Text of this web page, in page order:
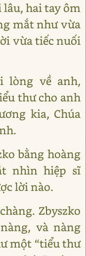
lâu, hai tay ôm
mắt như vừa
vừa tiếc nuối
lòng về anh,
thư cho anh
kia, Chúa
bằng hoàng
nhìn hiệp sĩ
lời nào.
Zbyszko
và nàng
một “tiểu thư